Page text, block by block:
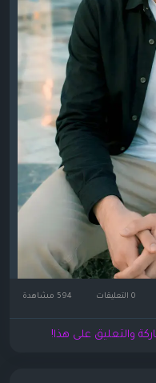
0 التعليقات
والتعليق على هذا!